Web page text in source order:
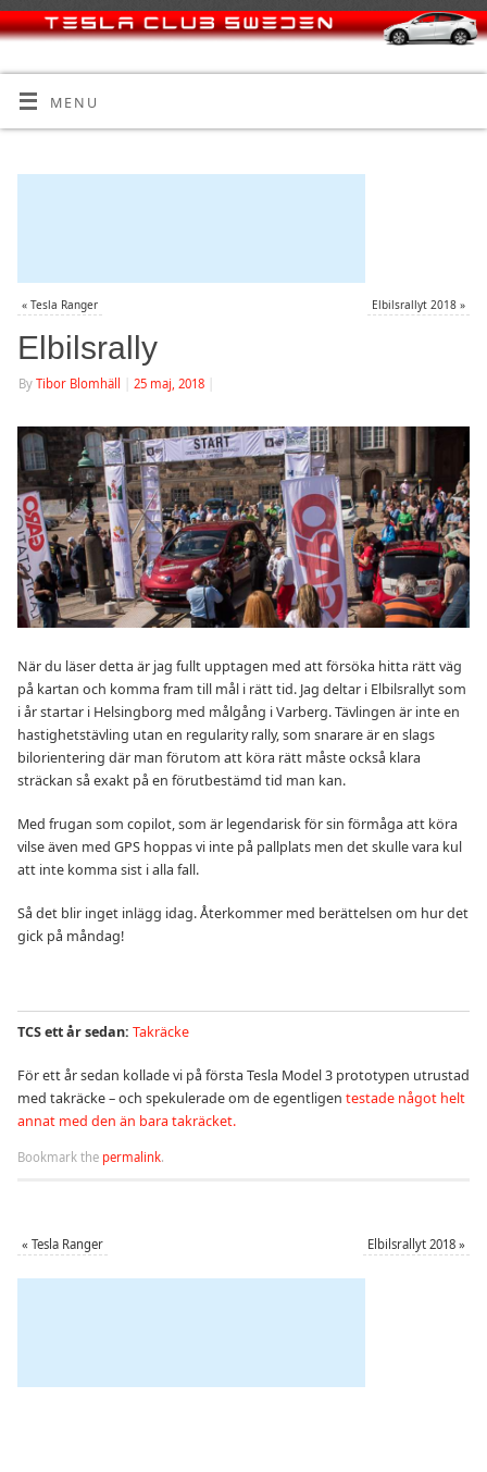
MENU
« Tesla Ranger Elbilsrallyt 2018 »
Elbilsrally
By Tibor Blomhäll 25 maj, 2018
När du läser detta är jag fullt upptagen med att försöka hitta rätt väg
på kartan och komma fram till mål i rätt tid. Jag deltar i Elbilsrallyt som
i år startar i Helsingborg med målgång i Varberg. Tävlingen är inte en
hastighetstävling utan en regularity rally, som snarare är en slags
bilorientering där man förutom att köra rätt måste också klara
sträckan så exakt på en förutbestämd tid man kan.
Med frugan som copilot, som är legendarisk för sin förmåga att köra
vilse även med GPS hoppas vi inte på pallplats men det skulle vara kul
att inte komma sist i alla fall.
Så det blir inget inlägg idag. Återkommer med berättelsen om hur det
gick på måndag!
TCS ett år sedan: Takräcke
För ett år sedan kollade vi på första Tesla Model 3 prototypen utrustad
med takräcke – och spekulerade om de egentligen testade något helt
annat med den än bara takräcket.
Bookmark the permalink.
« Tesla Ranger Elbilsrallyt 2018 »